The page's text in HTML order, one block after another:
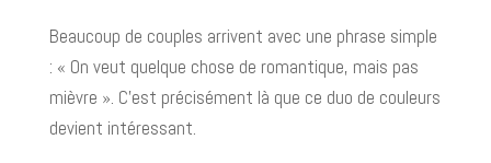
Beaucoup de couples arrivent avec une phrase simple
: « On veut quelque chose de romantique, mais pas
mièvre ». C’est précisément là que ce duo de couleurs
devient intéressant.